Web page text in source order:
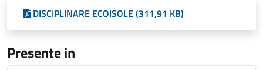
DISCIPLINARE ECOISOLE (311,91 KB)
Presente in